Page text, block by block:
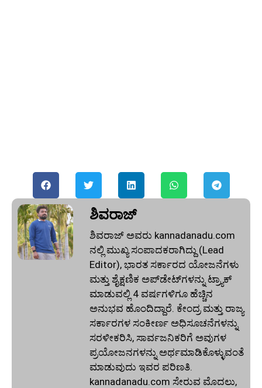
ಶಿವರಾಜ್
ಶಿವರಾಜ್ ಅವರು kannadanadu.com
ನಲ್ಲಿ ಮುಖ್ಯ ಸಂಪಾದಕರಾಗಿದ್ದು (Lead
Editor), ಭಾರತ ಸರ್ಕಾರದ ಯೋಜನೆಗಳು
ಮತ್ತು ಶೈಕ್ಷಣಿಕ ಅಪ್‌ಡೇಟ್‌ಗಳನ್ನು ಟ್ರ್ಯಾಕ್
ಮಾಡುವಲ್ಲಿ 4 ವರ್ಷಗಳಿಗೂ ಹೆಚ್ಚಿನ
ಅನುಭವ ಹೊಂದಿದ್ದಾರೆ. ಕೇಂದ್ರ ಮತ್ತು ರಾಜ್ಯ
ಸರ್ಕಾರಗಳ ಸಂಕೀರ್ಣ ಅಧಿಸೂಚನೆಗಳನ್ನು
ಸರಳೀಕರಿಸಿ, ಸಾರ್ವಜನಿಕರಿಗೆ ಅವುಗಳ
ಪ್ರಯೋಜನಗಳನ್ನು ಅರ್ಥಮಾಡಿಕೊಳ್ಳುವಂತೆ
ಮಾಡುವುದು ಇವರ ಪರಿಣತಿ.
kannadanadu.com ಸೇರುವ ಮೊದಲು,